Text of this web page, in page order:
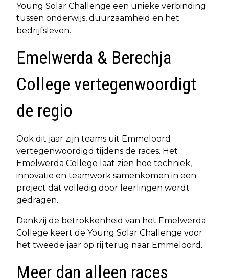
Young Solar Challenge een unieke verbinding
tussen onderwijs, duurzaamheid en het
bedrijfsleven.
Emelwerda & Berechja
College vertegenwoordigt
de regio
Ook dit jaar zijn teams uit Emmeloord
vertegenwoordigd tijdens de races. Het
Emelwerda College laat zien hoe techniek,
innovatie en teamwork samenkomen in een
project dat volledig door leerlingen wordt
gedragen.
Dankzij de betrokkenheid van het Emelwerda
College keert de Young Solar Challenge voor
het tweede jaar op rij terug naar Emmeloord.
Meer dan alleen races